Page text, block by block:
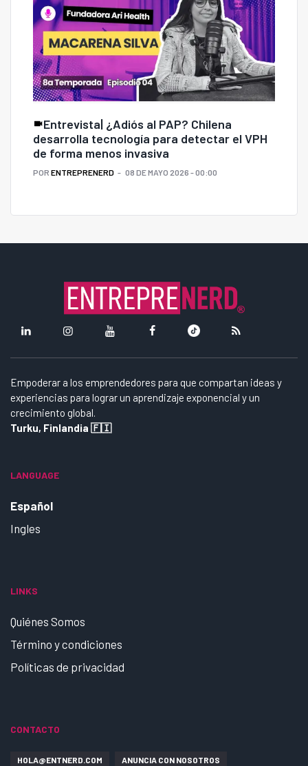
Entrevista| ¿Adiós al PAP? Chilena
desarrolla tecnología para detectar el VPH
de forma menos invasiva
POR ENTREPRENERD 08 DE MAYO 2026 - 00:00
Empoderar a los emprendedores para que compartan ideas y
experiencias para lograr un aprendizaje exponencial y un
crecimiento global.
Turku, Finlandia 🇫🇮
LANGUAGE
Español
Ingles
LINKS
Quiénes Somos
Término y condiciones
Políticas de privacidad
CONTACTO
HOLA@ENTNERD.COM ANUNCIA CON NOSOTROS